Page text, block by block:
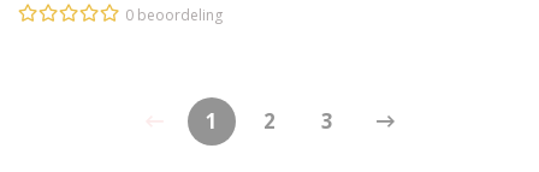
0 beoordeling
1 2 3